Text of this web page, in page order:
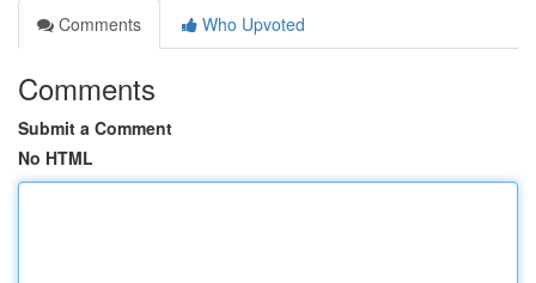
Comments
Who Upvoted
Comments
Submit a Comment
No HTML